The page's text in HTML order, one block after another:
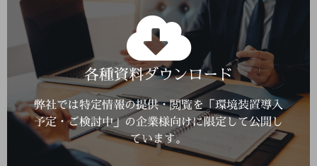
各種資料ダウンロード
弊社では特定情報の提供・閲覧を「環境装置導入
予定・ご検討中」の企業様向けに限定して公開し
ています。
詳しくはこちら
Click Here